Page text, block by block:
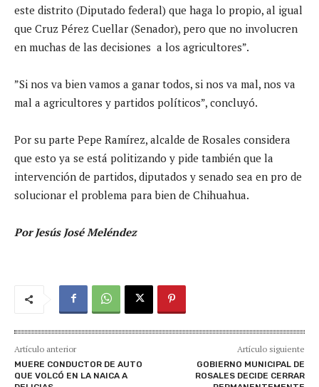
este distrito (Diputado federal) que haga lo propio, al igual
que Cruz Pérez Cuellar (Senador), pero que no involucren
en muchas de las decisiones a los agricultores”.
”Si nos va bien vamos a ganar todos, si nos va mal, nos va
mal a agricultores y partidos políticos”, concluyó.
Por su parte Pepe Ramírez, alcalde de Rosales considera
que esto ya se está politizando y pide también que la
intervención de partidos, diputados y senado sea en pro de
solucionar el problema para bien de Chihuahua.
Por Jesús José Meléndez
Artículo anterior
MUERE CONDUCTOR DE AUTO
QUE VOLCÓ EN LA NAICA A
Artículo siguiente
GOBIERNO MUNICIPAL DE
ROSALES DECIDE CERRAR